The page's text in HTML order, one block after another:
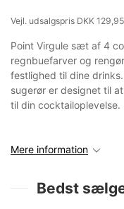
Vejl. udsalgspris DKK
Point Virgule sæt af 4
regnbuefarver og
festlighed til dine
sugerør er designet til
til din cocktailoplevelse.
Mere information
Bedst